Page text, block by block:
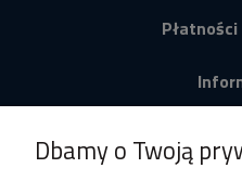
Dbamy o Twoją